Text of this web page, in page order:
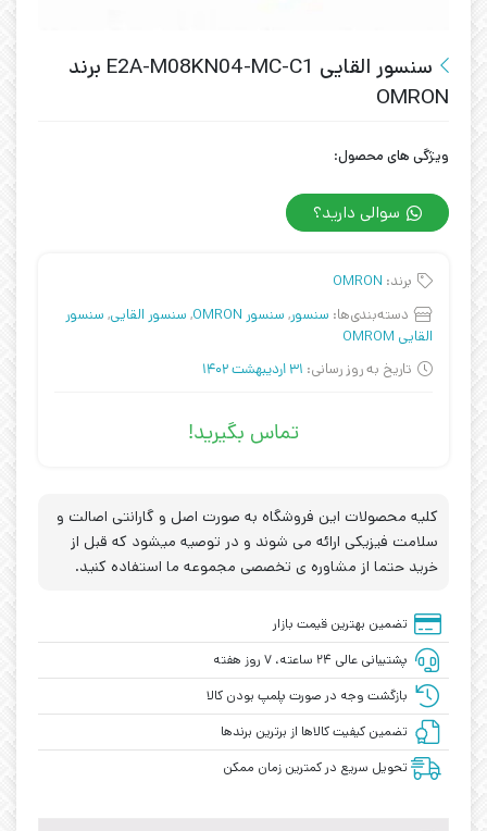
سنسور القایی E2A-M08KN04-MC-C1 برند
OMRON
ویژگی های محصول:
سوالی دارید؟
برند: OMRON
دسته‌بندی‌ها: سنسور, سنسور OMRON , سنسور القایی, سنسور
القایی OMROM
تاریخ به روز رسانی: 31 اردیبهشت 1402
تماس بگیرید!
کلیه محصولات این فروشگاه به صورت اصل و گارانتی اصالت و
سلامت فیزیکی ارائه می شوند و در توصیه میشود که قبل از
خرید حتما از مشاوره ی تخصصی مجموعه ما استفاده کنید.
تضمین بهترین قیمت بازار
پشتیبانی عالی ۲۴ ساعته، ۷ روز هفته
بازگشت وجه در صورت پلمپ بودن کالا
تضمین کیفیت کالاها از برترین برندها
تحویل سریع در کمترین زمان ممکن